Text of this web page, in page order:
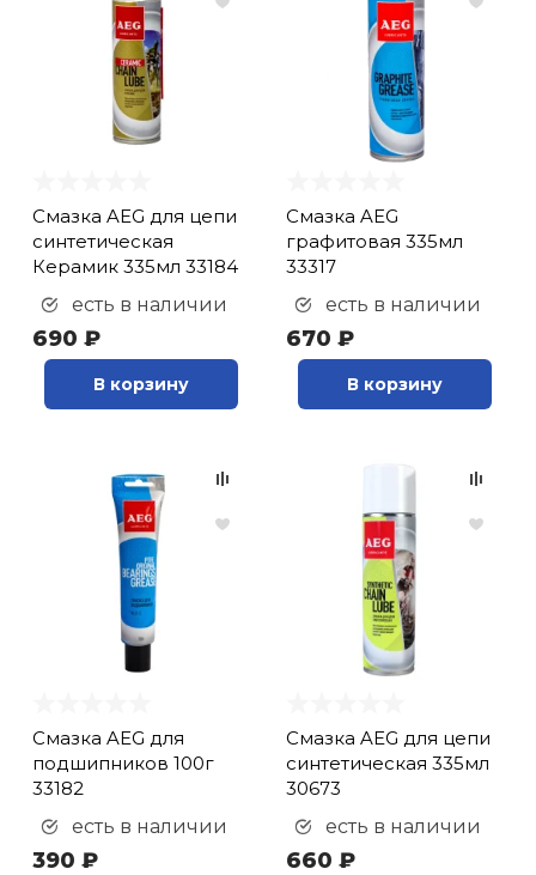
Смазка AEG для цепи
синтетическая
Керамик 335мл 33184
есть в наличии
690 ₽
В корзину
Смазка AEG
графитовая 335мл
33317
есть в наличии
670 ₽
В корзину
Смазка AEG для
подшипников 100г
33182
есть в наличии
390 ₽
Смазка AEG для цепи
синтетическая 335мл
30673
есть в наличии
660 ₽